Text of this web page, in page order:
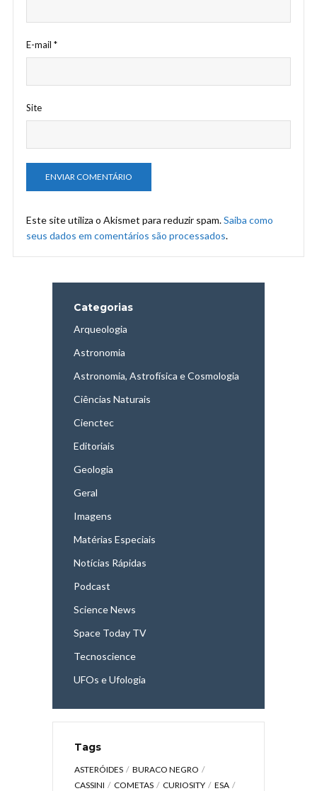
E-mail *
Site
Este site utiliza o Akismet para reduzir spam.Saiba como
seus dados em comentários são processados.
Categorias
Arqueologia
Astronomia
Astronomia, Astrofísica e Cosmologia
Ciências Naturais
Cienctec
Editoriais
Geologia
Geral
Imagens
Matérias Especiais
Notícias Rápidas
Podcast
Science News
Space Today TV
Tecnoscience
UFOs e Ufologia
Tags
ASTERÓIDES
BURACO NEGRO
CASSINI
COMETAS CURIOSITY
ESA